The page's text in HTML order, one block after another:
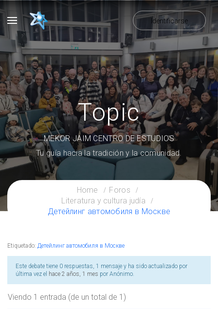
Identificarse
Topic
MEKOR JAIM CENTRO DE ESTUDIOS
Tu guía hacia la tradición y la comunidad.
Home
Foros
Literatura y cultura judía
Детейлинг автомобиля в Москве
Etiquetado: Детейлинг автомобиля в Москве
Este debate tiene 0 respuestas, 1 mensaje y ha sido actualizado por
última vez el hace 2 años, 1 mes por Anónimo.
Viendo 1 entrada (de un total de 1)